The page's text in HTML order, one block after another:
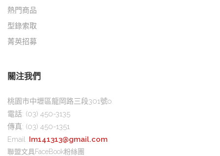
熱門商品
型錄索取
菁英招募
關注我們
桃園市中壢區龍岡路三段301號o
電話: (03) 450-3135
傳真: (03) 450-1351
Email : Im141313@gmail.com
聯盟文具FaceBook粉絲團